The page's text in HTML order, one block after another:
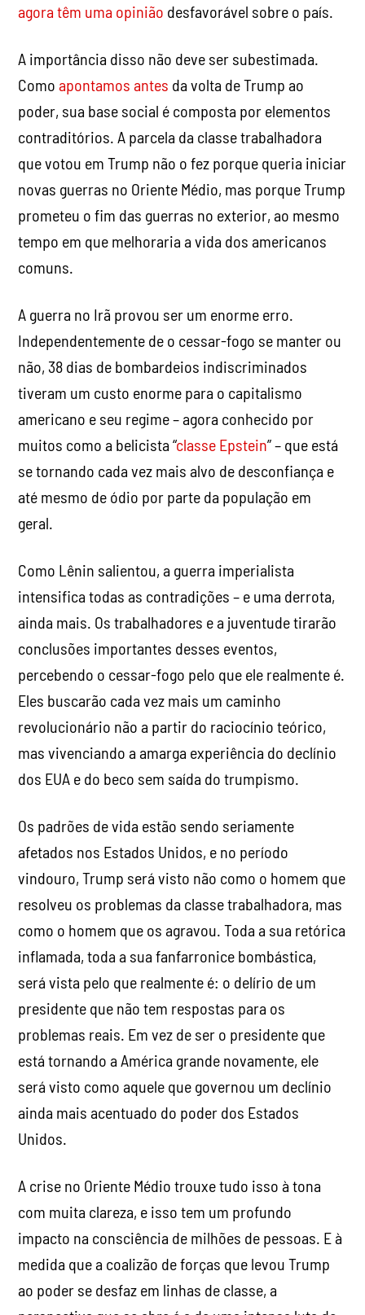
agora têm uma opinião desfavorável sobre o país.
A importância disso não deve ser subestimada.
Como apontamos antes da volta de Trump ao
poder, sua base social é composta por elementos
contraditórios. A parcela da classe trabalhadora
que votou em Trump não o fez porque queria iniciar
novas guerras no Oriente Médio, mas porque Trump
prometeu o fim das guerras no exterior, ao mesmo
tempo em que melhoraria a vida dos americanos
comuns.
A guerra no Irã provou ser um enorme erro.
Independentemente de o cessar-fogo se manter ou
não, 38 dias de bombardeios indiscriminados
tiveram um custo enorme para o capitalismo
americano e seu regime – agora conhecido por
muitos como a belicista “classe Epstein” – que está
se tornando cada vez mais alvo de desconfiança e
até mesmo de ódio por parte da população em
geral.
Como Lênin salientou, a guerra imperialista
intensifica todas as contradições – e uma derrota,
ainda mais. Os trabalhadores e a juventude tirarão
conclusões importantes desses eventos,
percebendo o cessar-fogo pelo que ele realmente é.
Eles buscarão cada vez mais um caminho
revolucionário não a partir do raciocínio teórico,
mas vivenciando a amarga experiência do declínio
dos EUA e do beco sem saída do trumpismo.
Os padrões de vida estão sendo seriamente
afetados nos Estados Unidos, e no período
vindouro, Trump será visto não como o homem que
resolveu os problemas da classe trabalhadora, mas
como o homem que os agravou. Toda a sua retórica
inflamada, toda a sua fanfarronice bombástica,
será vista pelo que realmente é: o delírio de um
presidente que não tem respostas para os
problemas reais. Em vez de ser o presidente que
está tornando a América grande novamente, ele
será visto como aquele que governou um declínio
ainda mais acentuado do poder dos Estados
Unidos.
A crise no Oriente Médio trouxe tudo isso à tona
com muita clareza, e isso tem um profundo
impacto na consciência de milhões de pessoas. E à
medida que a coalizão de forças que levou Trump
ao poder se desfaz em linhas de classe, a